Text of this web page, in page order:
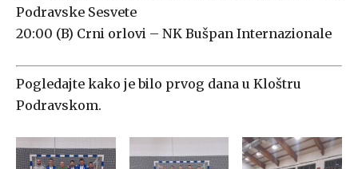
Podravske Sesvete
20:00 (B) Crni orlovi – NK Bušpan Internazionale
Pogledajte kako je bilo prvog dana u Kloštru
Podravskom.